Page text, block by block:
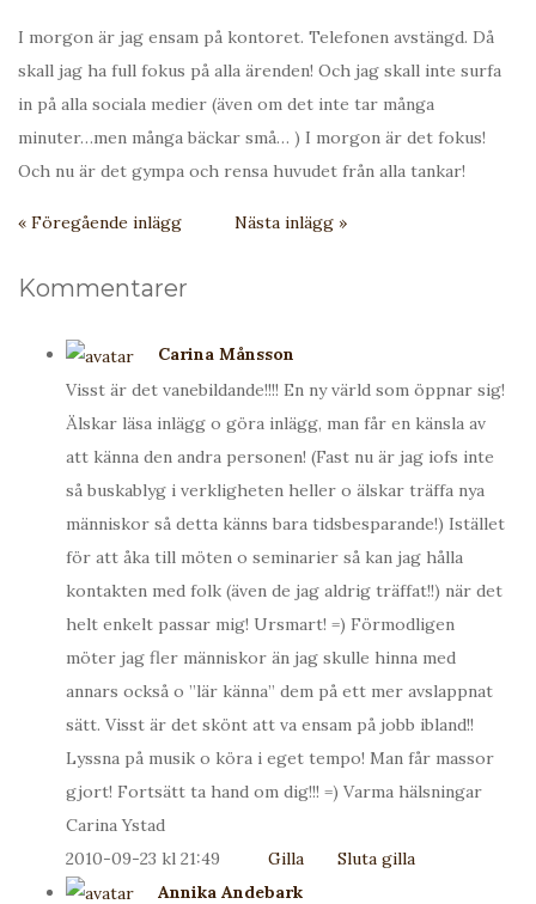
I morgon är jag ensam på kontoret. Telefonen avstängd. Då
skall jag ha full fokus på alla ärenden! Och jag skall inte surfa
in på alla sociala medier (även om det inte tar många
minuter…men många bäckar små… ) I morgon är det fokus!
Och nu är det gympa och rensa huvudet från alla tankar!
« Föregående inlägg Nästa inlägg »
Kommentarer
Carina Månsson
Visst är det vanebildande!!!! En ny värld som öppnar sig!
Älskar läsa inlägg o göra inlägg, man får en känsla av
att känna den andra personen! (Fast nu är jag iofs inte
så buskablyg i verkligheten heller o älskar träffa nya
människor så detta känns bara tidsbesparande!) Istället
för att åka till möten o seminarier så kan jag hålla
kontakten med folk (även de jag aldrig träffat!!) när det
helt enkelt passar mig! Ursmart! =) Förmodligen
möter jag fler människor än jag skulle hinna med
annars också o ”lär känna” dem på ett mer avslappnat
sätt. Visst är det skönt att va ensam på jobb ibland!!
Lyssna på musik o köra i eget tempo! Man får massor
gjort! Fortsätt ta hand om dig!!! =) Varma hälsningar
Carina Ystad
2010-09-23 kl 21:49 Gilla
Sluta gilla
Annika Andebark